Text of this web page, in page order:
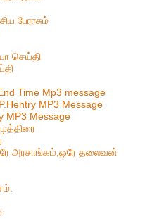
பேரரசும்
செய்தி
Time Mp3 message
MP3 Message
MP3 Message
அரசாங்கம்,ஒரே தலைவன்